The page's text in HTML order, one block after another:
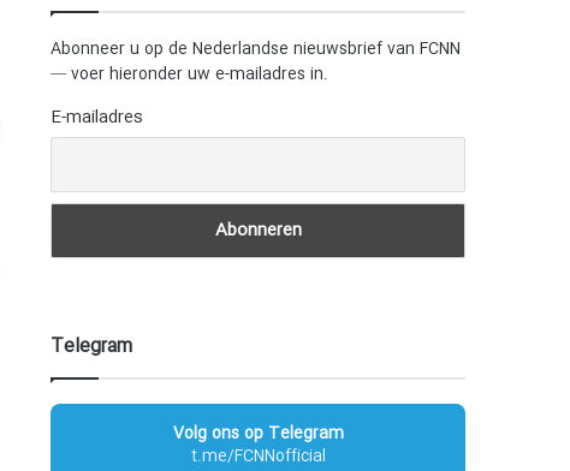
Abonneer u op de Nederlandse nieuwsbrief van FCNN
— voer hieronder uw e-mailadres in.
E-mailadres
Telegram
Volg ons op Telegram
t.me/FCNNofficial